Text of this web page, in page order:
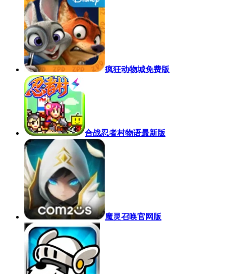
疯狂动物城免费版
合战忍者村物语最新版
魔灵召唤官网版